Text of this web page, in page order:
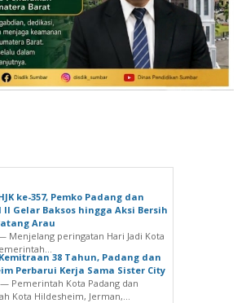
ke-357, Pemko Padang dan
II Gelar Baksos hingga Aksi Bersih
Arau
Menjelang peringatan Hari Jadi Kota
38 Tahun, Padang dan
Perbarui Kerja Sama Sister City
— Pemerintah Kota Padang dan
Kota Hildesheim, Jerman,...